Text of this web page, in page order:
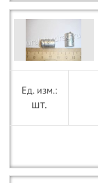
шт.